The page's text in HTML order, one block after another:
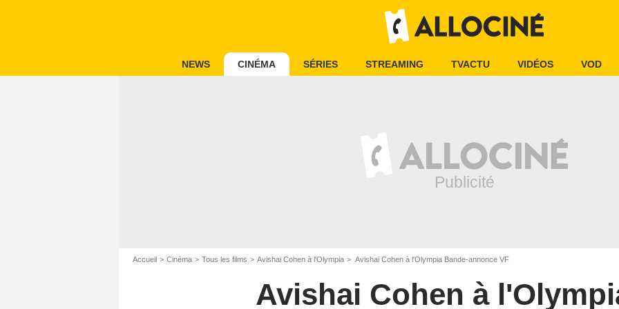
NEWS CINÉMA SÉRIES STREAMING TVACTU VIDÉOS VOD
Accueil Cinéma Tous les films Avishai Cohen à l'Olympia Avishai Cohen à l'Olympia Bande-annonce VF
Avishai Cohen à